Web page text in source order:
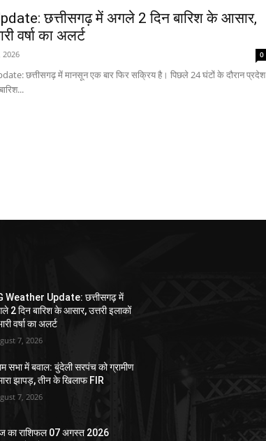
छत्तीसगढ़ में अगले 2 दिन बारिश के आसार,
वर्षा का अलर्ट
2026 0
छत्तीसगढ़ में मानसून एक बार फिर सक्रिय है। पिछले 24 घंटों के दौरान प्रदेश
Weather Update: छत्तीसगढ़ में
2 दिन बारिश के आसार, उत्तरी इलाकों
वर्षा का अलर्ट
7, 2026
सभा में बवाल: बुंदेली सरपंच को ग्रामीण
झापड़, तीन के खिलाफ FIR
7, 2026
का राशिफल 07 अगस्त 2026